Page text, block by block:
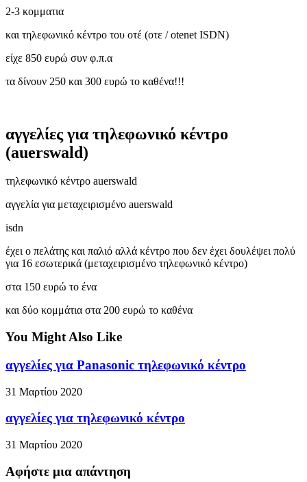
2-3 κομματια
και τηλεφωνικό κέντρο του οτέ (οτε / otenet ISDN)
είχε 850 ευρώ συν φ.π.α
τα δίνουν 250 και 300 ευρώ το καθένα!!!
αγγελίες για τηλεφωνικό κέντρο
(auerswald)
τηλεφωνικό κέντρο auerswald
αγγελία για μεταχειρισμένο auerswald
isdn
έχει ο πελάτης και παλιό αλλά κέντρο που δεν έχει δουλέψει πολύ
για 16 εσωτερικά (μεταχειρισμένο τηλεφωνικό κέντρο)
στα 150 ευρώ το ένα
και δύο κομμάτια στα 200 ευρώ το καθένα
You Might Also Like
αγγελίες για Panasonic τηλεφωνικό κέντρο
31 Μαρτίου 2020
αγγελίες για τηλεφωνικό κέντρο
31 Μαρτίου 2020
Αφήστε μια απάντηση